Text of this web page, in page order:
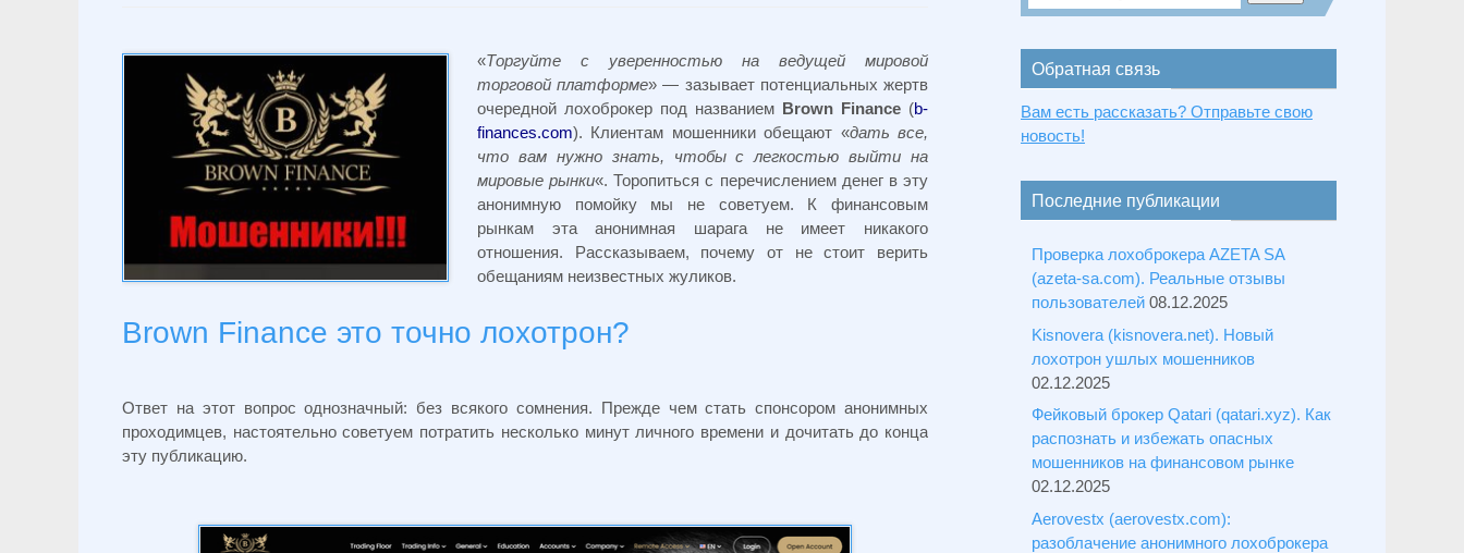
«Торгуйте с уверенностью на ведущей мировой
торговой платформе» — зазывает потенциальных жертв
очередной лохоброкер под названием Brown Finance (b-
finances.com). Клиентам мошенники обещают «дать все,
что вам нужно знать, чтобы с легкостью выйти на
мировые рынки«. Торопиться с перечислением денег в эту
анонимную помойку мы не советуем. К финансовым
рынкам эта анонимная шарага не имеет никакого
отношения. Рассказываем, почему от не стоит верить
обещаниям неизвестных жуликов.
Brown Finance это точно лохотрон?
Ответ на этот вопрос однозначный: без всякого сомнения. Прежде чем стать спонсором анонимных
проходимцев, настоятельно советуем потратить несколько минут личного времени и дочитать до конца
эту публикацию.
Обратная связь
Вам есть рассказать? Отправьте свою
новость!
Последние публикации
Проверка лохоброкера AZETA SA
(azeta-sa.com). Реальные отзывы
пользователей 08.12.2025
Kisnovera (kisnovera.net). Новый
лохотрон ушлых мошенников
02.12.2025
Фейковый брокер Qatari (qatari.xyz). Как
распознать и избежать опасных
мошенников на финансовом рынке
02.12.2025
Aerovestx (aerovestx.com):
разоблачение анонимного лохоброкера